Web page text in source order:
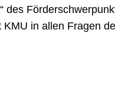
des
in allen Fragen